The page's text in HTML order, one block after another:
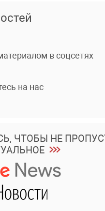
в соцсетях
на нас
ЧТОБЫ НЕ